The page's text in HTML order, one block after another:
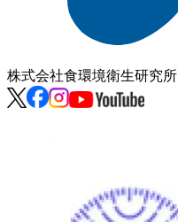
株式会社食環境衛生研究所